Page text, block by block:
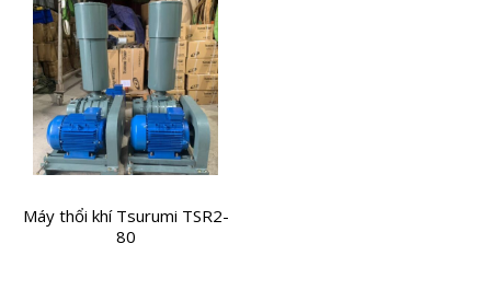
Máy thổi khí Tsurumi TSR2-
80